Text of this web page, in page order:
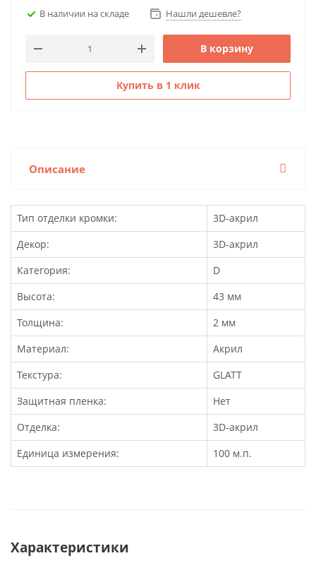
В наличии на складе Нашли дешевле?
В корзину
Купить в 1 клик
Описание
Тип отделки кромки:
3D-акрил
Декор:
3D-акрил
Категория:
D
Высота:
43 мм
Толщина:
2 мм
Материал:
Акрил
Текстура:
GLATT
Защитная пленка:
Нет
Отделка:
3D-акрил
Единица измерения:
100 м.п.
Характеристики